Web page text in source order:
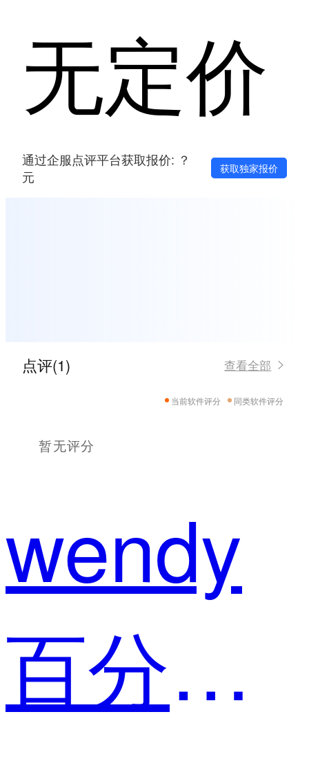
无定价
通过企服点评平台获取报价: ？
元
获取独家报价
点评(1) 查看全部
当前软件评分 同类软件评分
暂无评分
wendy
百分点科技 用户体验部经理